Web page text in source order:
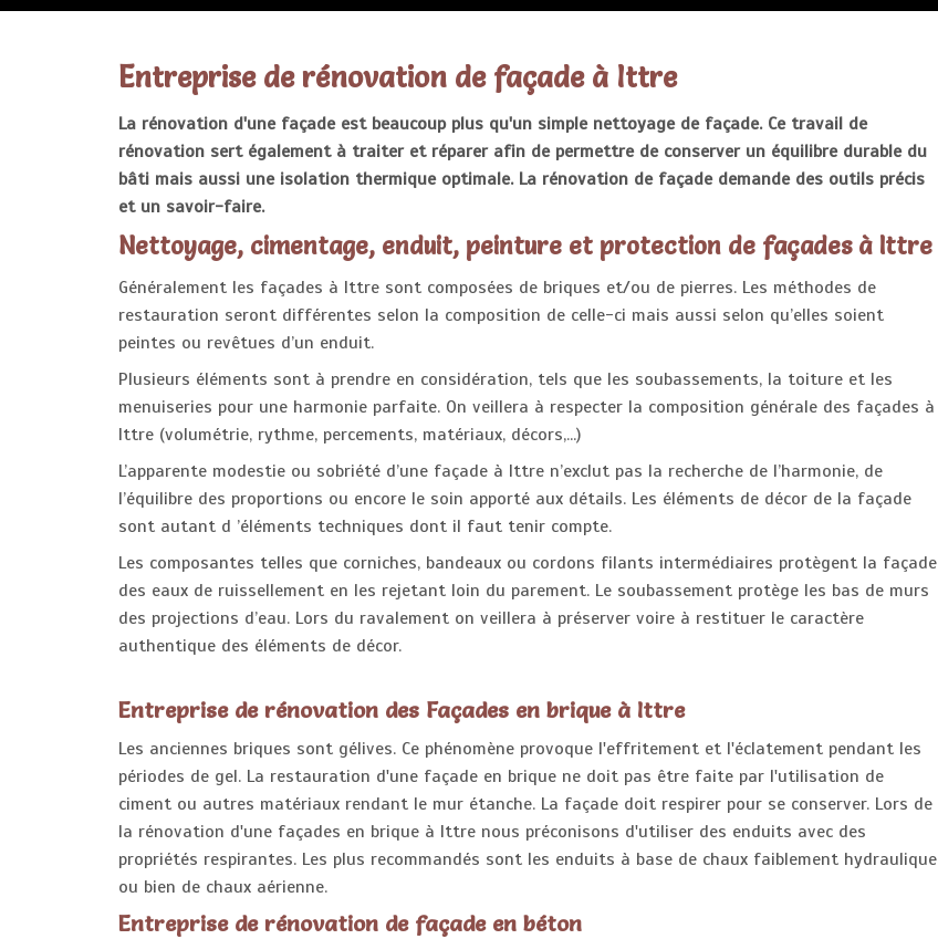
Entreprise de rénovation de façade à Ittre
La rénovation d'une façade est beaucoup plus qu'un simple nettoyage de façade. Ce travail de
rénovation sert également à traiter et réparer afin de permettre de conserver un équilibre durable du
bâti mais aussi une isolation thermique optimale. La rénovation de façade demande des outils précis
et un savoir-faire.
Nettoyage, cimentage, enduit, peinture et protection de façades à Ittre
Généralement les façades à Ittre sont composées de briques et/ou de pierres. Les méthodes de
restauration seront différentes selon la composition de celle-ci mais aussi selon qu’elles soient
peintes ou revêtues d’un enduit.
Plusieurs éléments sont à prendre en considération, tels que les soubassements, la toiture et les
menuiseries pour une harmonie parfaite. On veillera à respecter la composition générale des façades à
Ittre (volumétrie, rythme, percements, matériaux, décors,...)
L’apparente modestie ou sobriété d’une façade à Ittre n’exclut pas la recherche de l’harmonie, de
l’équilibre des proportions ou encore le soin apporté aux détails. Les éléments de décor de la façade
sont autant d ’éléments techniques dont il faut tenir compte.
Les composantes telles que corniches, bandeaux ou cordons filants intermédiaires protègent la façade
des eaux de ruissellement en les rejetant loin du parement. Le soubassement protège les bas de murs
des projections d’eau. Lors du ravalement on veillera à préserver voire à restituer le caractère
authentique des éléments de décor.
Entreprise de rénovation des Façades en brique à Ittre
Les anciennes briques sont gélives. Ce phénomène provoque l'effritement et l'éclatement pendant les
périodes de gel. La restauration d'une façade en brique ne doit pas être faite par l'utilisation de
ciment ou autres matériaux rendant le mur étanche. La façade doit respirer pour se conserver. Lors de
la rénovation d'une façades en brique à Ittre nous préconisons d'utiliser des enduits avec des
propriétés respirantes. Les plus recommandés sont les enduits à base de chaux faiblement hydraulique
ou bien de chaux aérienne.
Entreprise de rénovation de façade en béton